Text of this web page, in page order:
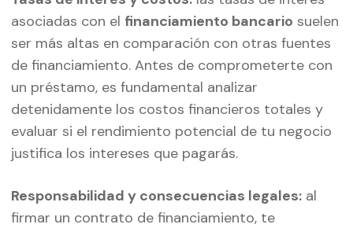
asociadas con el financiamiento bancario suelen
ser más altas en comparación con otras fuentes
de financiamiento. Antes de comprometerte con
un préstamo, es fundamental analizar
detenidamente los costos financieros totales y
evaluar si el rendimiento potencial de tu negocio
justifica los intereses que pagarás.
Responsabilidad y consecuencias legales:al
firmar un contrato de financiamiento, te